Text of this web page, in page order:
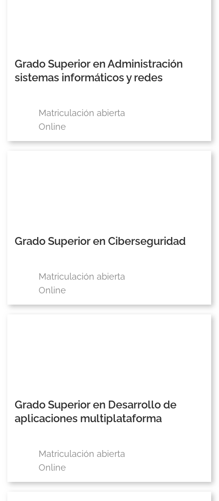
Grado Superior en Administración
sistemas informáticos y redes
Matriculación abierta
Online
Grado Superior en Ciberseguridad
Matriculación abierta
Online
Grado Superior en Desarrollo de
aplicaciones multiplataforma
Matriculación abierta
Online